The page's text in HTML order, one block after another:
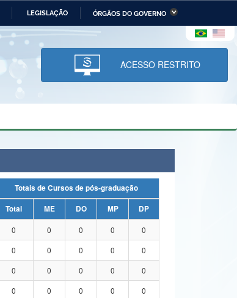
LEGISLAÇÃO ÓRGÃOS DO GOVERNO
Ministério da Infraestrutura
Ministério da Ciência,
Tecnologia, Inovações e
Comunicações
ACESSO RESTRITO
Totais de Cursos de pós-graduação
Total ME DO MP
DP
0 0 0 0
0
0 0 0 0
0
0 0 0 0
0
0 0 0 0
0